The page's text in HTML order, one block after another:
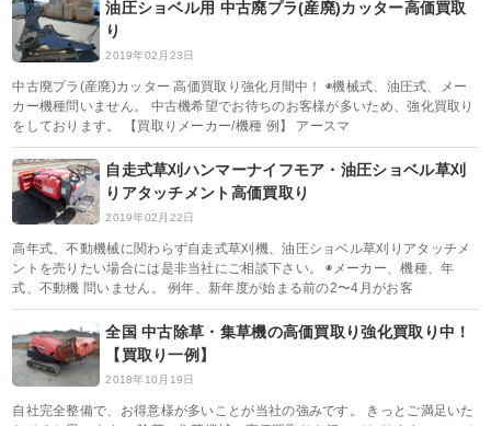
油圧ショベル用 中古廃プラ(産廃)カッター高価買取
り
2019年02月23日
中古廃プラ(産廃)カッター 高価買取り強化月間中！ ◉機械式、油圧式、メー
カー機種問いません。 中古機希望でお待ちのお客様が多いため、強化買取り
をしております。 【買取りメーカー/機種 例】 アースマ
自走式草刈ハンマーナイフモア・油圧ショベル草刈
りアタッチメント高価買取り
2019年02月22日
高年式、不動機械に関わらず自走式草刈機、油圧ショベル草刈りアタッチメ
ントを売りたい場合には是非当社にご相談下さい。 ◉メーカー、機種、年
式、不動機 問いません。 例年、新年度が始まる前の2〜4月がお客
全国 中古除草・集草機の高価買取り強化買取り中！
【買取り一例】
2018年10月19日
自社完全整備で、お得意様が多いことが当社の強みです。 きっとご満足いた